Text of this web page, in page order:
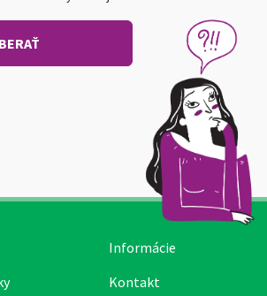
Informácie
Kontakt